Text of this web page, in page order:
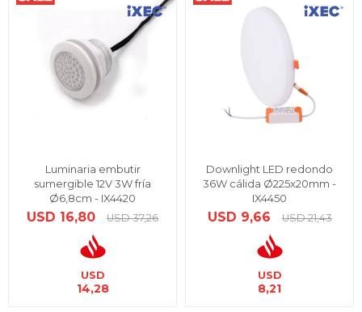
Luminaria embutir
sumergible 12V 3W fría
Ø6,8cm - IX4420
USD 16,80 USD 37,26
USD
14,28
Downlight LED redondo
36W cálida Ø225x20mm -
IX4450
USD 9,66 USD 21,43
USD
8,21